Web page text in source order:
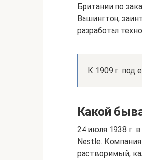
Британии по
Вашингтон,
разработал
К 1909 г. под
Какой
24 июля 1938 г.
Nestle.
растворимый,